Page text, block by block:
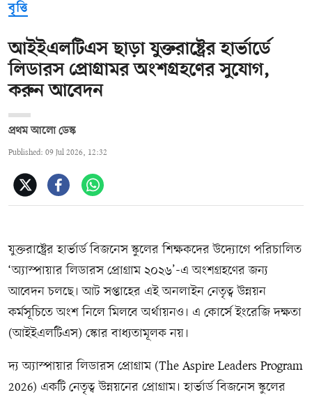
বৃত্তি
আইইএলটিএস ছাড়া যুক্তরাষ্ট্রের হার্ভার্ডে
লিডারস প্রোগ্রামর অংশগ্রহণের সুযোগ,
করুন আবেদন
প্রথম আলো ডেস্ক
Published: 09 Jul 2026, 12:32
যুক্তরাষ্ট্রের হার্ভার্ড বিজনেস স্কুলের শিক্ষকদের উদ্যোগে পরিচালিত
‘অ্যাস্পায়ার লিডারস প্রোগ্রাম ২০২৬’-এ অংশগ্রহণের জন্য
আবেদন চলছে। আট সপ্তাহের এই অনলাইন নেতৃত্ব উন্নয়ন
কর্মসূচিতে অংশ নিলে মিলবে অর্থায়নও। এ কোর্সে ইংরেজি দক্ষতা
(আইইএলটিএস) স্কোর বাধ্যতামূলক নয়।
দ্য অ্যাস্পায়ার লিডারস প্রোগ্রাম (The Aspire Leaders Program
2026) একটি নেতৃত্ব উন্নয়নের প্রোগ্রাম। হার্ভার্ড বিজনেস স্কুলের